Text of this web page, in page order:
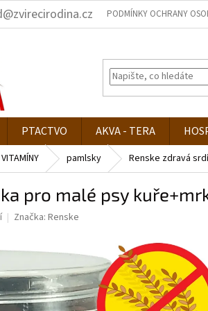
PODMÍNKY OCHRANY
PTACTVO AKVA - TERA
pamlsky Renske zdravá
pro malé psy
Značka: Renske